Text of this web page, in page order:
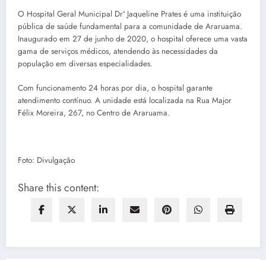
O Hospital Geral Municipal Drª Jaqueline Prates é uma instituição
pública de saúde fundamental para a comunidade de Araruama.
Inaugurado em 27 de junho de 2020, o hospital oferece uma vasta
gama de serviços médicos, atendendo às necessidades da
população em diversas especialidades.
Com funcionamento 24 horas por dia, o hospital garante
atendimento contínuo. A unidade está localizada na Rua Major
Félix Moreira, 267, no Centro de Araruama.
Foto: Divulgação
Share this content: